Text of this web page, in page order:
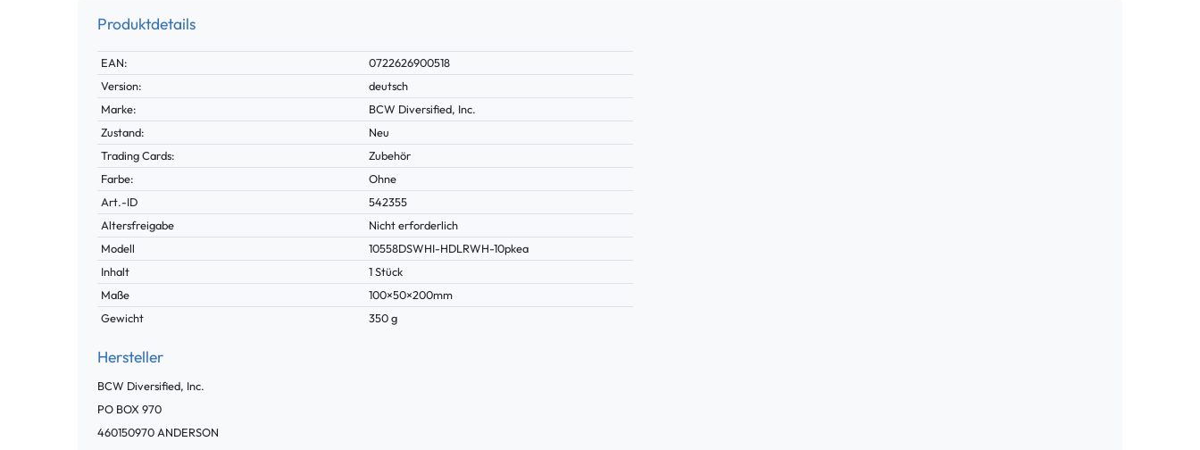
Produktdetails
Technisches
Merkmal
Wert
EAN:
0722626900518
Version:
deutsch
Marke:
BCW Diversified, Inc.
Zustand:
Neu
Trading Cards:
Zubehör
Farbe:
Ohne
Technisches
Merkmal
Wert
Art.-ID
542355
Altersfreigabe
Nicht erforderlich
Modell
10558DSWHI-HDLRWH-10pkea
Inhalt
1 Stück
Maße
100×50×200mm
Gewicht
350 g
Hersteller
BCW Diversified, Inc.
PO BOX970
460150970ANDERSON